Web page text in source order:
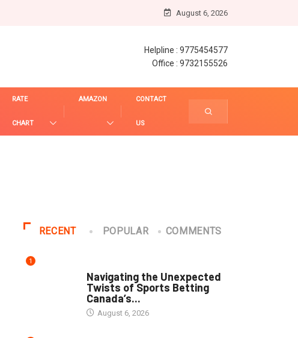
August 6, 2026
Helpline : 9775454577
Office : 9732155526
RATE
CHART
AMAZON CONTACT
US
RECENT POPULAR COMMENTS
1
Navigating the Unexpected
Twists of Sports Betting
Canada’s...
August 6, 2026